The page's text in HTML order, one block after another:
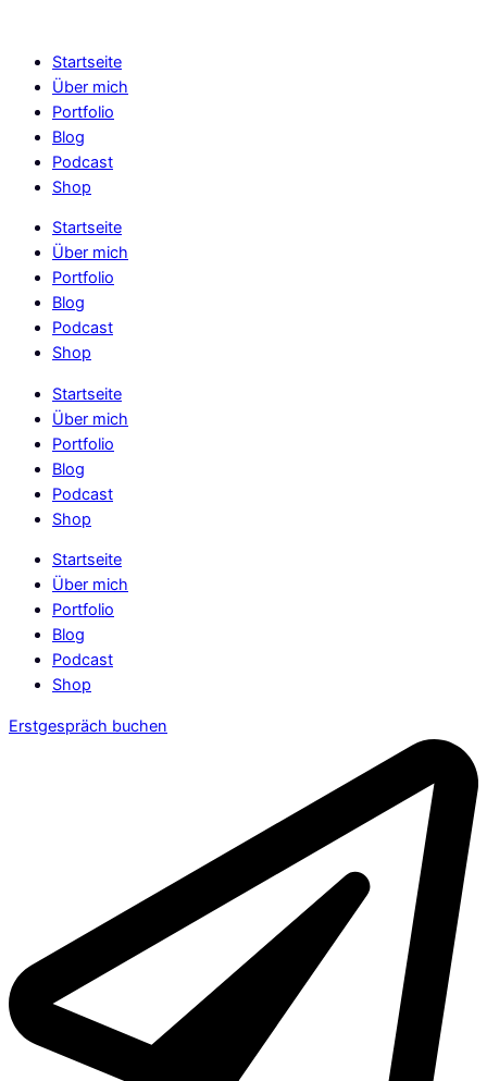
contentStartseite
Über mich
Portfolio
Blog
Podcast
Shop
Startseite
Über mich
Portfolio
Blog
Podcast
Shop
Startseite
Über mich
Portfolio
Blog
Podcast
Shop
Startseite
Über mich
Portfolio
Blog
Podcast
Shop
Erstgespräch buchen